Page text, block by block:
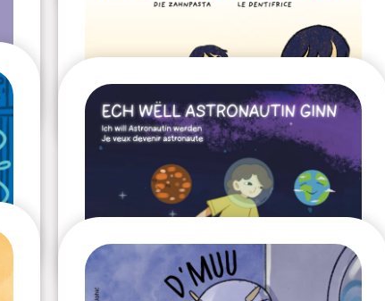
2024
Que disent les mains ?
2023
Le Dentifrice